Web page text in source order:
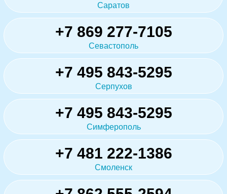
Саратов
+7 869 277-7105
Севастополь
+7 495 843-5295
Серпухов
+7 495 843-5295
Симферополь
+7 481 222-1386
Смоленск